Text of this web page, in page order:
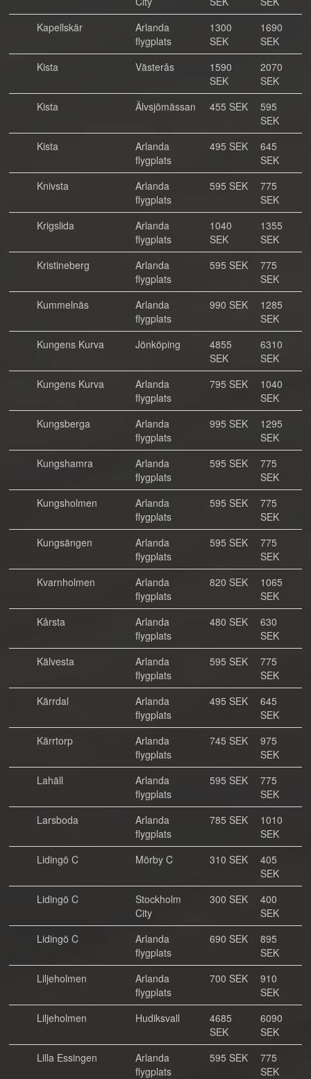
Kapellskär
Arlanda
flygplats
1300
SEK
1690
SEK
Kista
Västerås
1590
SEK
2070
SEK
Kista
Älvsjömässan 455 SEK
595
SEK
Kista
Arlanda
flygplats
495 SEK
645
SEK
Knivsta
Arlanda
flygplats
595 SEK
775
SEK
Krigslida
Arlanda
flygplats
1040
SEK
1355
SEK
Kristineberg
Arlanda
flygplats
595 SEK
775
SEK
Kummelnäs
Arlanda
flygplats
990 SEK
1285
SEK
Kungens Kurva
Jönköping
4855
SEK
6310
SEK
Kungens Kurva
Arlanda
flygplats
795 SEK
1040
SEK
Kungsberga
Arlanda
flygplats
995 SEK
1295
SEK
Kungshamra
Arlanda
flygplats
595 SEK
775
SEK
Kungsholmen
Arlanda
flygplats
595 SEK
775
SEK
Kungsängen
Arlanda
flygplats
595 SEK
775
SEK
Kvarnholmen
Arlanda
flygplats
820 SEK
1065
SEK
Kårsta
Arlanda
flygplats
480 SEK
630
SEK
Kälvesta
Arlanda
flygplats
595 SEK
775
SEK
Kärrdal
Arlanda
flygplats
495 SEK
645
SEK
Kärrtorp
Arlanda
flygplats
745 SEK
975
SEK
Lahäll
Arlanda
flygplats
595 SEK
775
SEK
Larsboda
Arlanda
flygplats
785 SEK
1010
SEK
Lidingö C
Mörby C 310 SEK
405
SEK
Lidingö C
Stockholm
City
300 SEK
400
SEK
Lidingö C
Arlanda
flygplats
690 SEK
895
SEK
Liljeholmen
Arlanda
flygplats
700 SEK
910
SEK
Liljeholmen
Hudiksvall
4685
SEK
6090
SEK
Lilla Essingen
Arlanda
flygplats
595 SEK
775
SEK